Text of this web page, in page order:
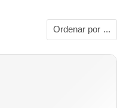
Ordenar por ...